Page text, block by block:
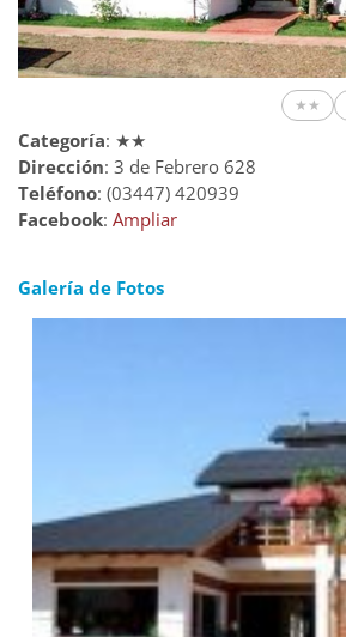
★★
Categoría: ★★
Dirección: 3 de Febrero 628
Teléfono: (03447) 420939
Facebook: Ampliar
Galería de Fotos